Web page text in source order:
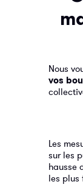
Nous
vos
Les
sur les
hausse
les plus